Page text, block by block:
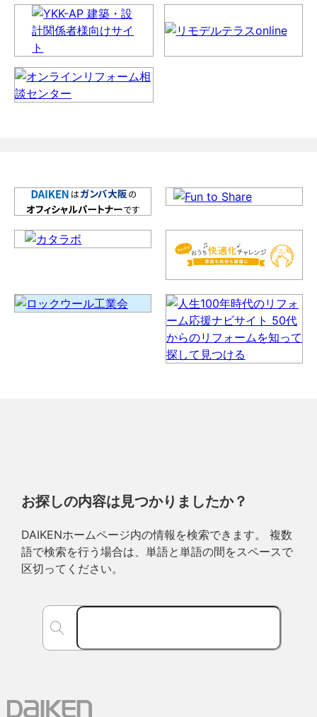
お探しの内容は見つかりましたか？
DAIKENホームページ内の情報を検索できます。 複数
語で検索を行う場合は、単語と単語の間をスペースで
区切ってください。